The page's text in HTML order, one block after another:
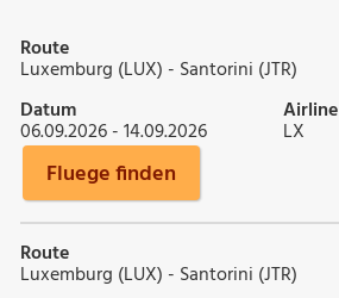
Route
Luxemburg (LUX) - Santorini (JTR)
Datum
06.09.2026 - 14.09.2026
Airline
LX
Fluege finden
Route
Luxemburg (LUX) - Santorini (JTR)